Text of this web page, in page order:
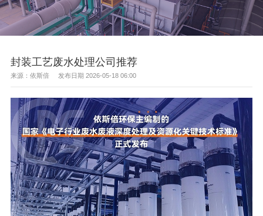
封装工艺废水处理公司推荐
来源：依斯倍 发布日期 2026-05-18 06:00